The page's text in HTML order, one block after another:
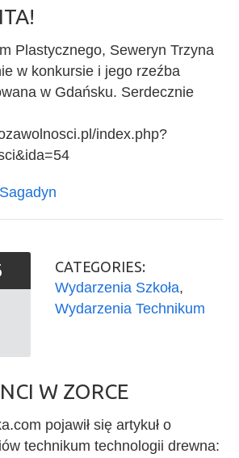
Plastycznego, Seweryn Trzyna
w konkursie i jego rzeźba
w Gdańsku. Serdecznie
index.php?
CATEGORIES:
Wydarzenia Szkoła,
Wydarzenia Technikum
W ZORCE
pojawił się artykuł o
technikum technologii drewna: